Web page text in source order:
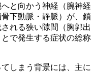
と向かう神経（腕神経
下動脈・静脈）が、鎖
れる狭い隙間（胸郭出
で発生する症状の総称
しまう背景には、主に